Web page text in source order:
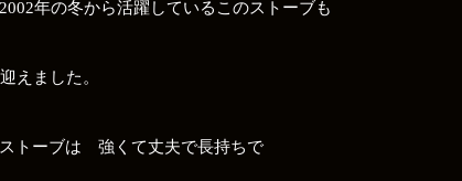
年の冬から活躍しているこのストーブも
えました。
トーブは 強くて丈夫で長持ちで